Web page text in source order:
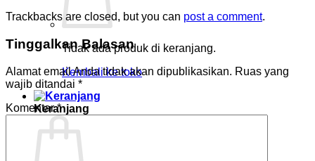
Tidak ada produk di keranjang.
Kembali ke toko
Keranjang
Trackbacks are closed, but you can post a comment.
Tinggalkan Balasan
Alamat email Anda tidak akan dipublikasikan. Ruas yang
wajib ditandai *
Komentar*